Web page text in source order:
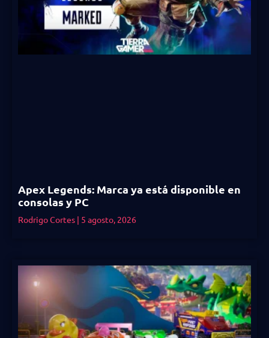
Apex Legends: Marca ya está disponible en
consolas y PC
Rodrigo Cortes 5 agosto, 2026